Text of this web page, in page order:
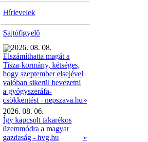
Hírlevelek
Sajtófigyelő
2026. 08. 08.
Elszámíthatta magát a
Tisza-kormány, kétséges,
hogy szeptember elsejével
valóban sikerül bevezetni
a gyógyszeráfa-
csökkentést - nepszava.hu»
2026. 08. 06.
Így kapcsolt takarékos
üzemmódra a magyar
gazdaság - hvg.hu
»